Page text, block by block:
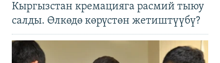
Кыргызстан кремацияга расмий тыюу
салды. Өлкөдө көрүстөн жетиштүүбү?